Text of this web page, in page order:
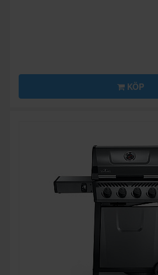
KÖP